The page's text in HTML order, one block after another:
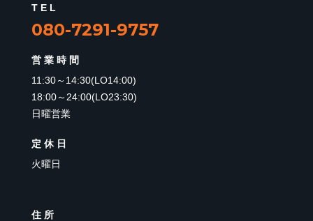
TEL
080-7291-9757
営業時間
11:30～14:30(LO14:00)
18:00～24:00(LO23:30)
日曜営業
定休日
火曜日
住所